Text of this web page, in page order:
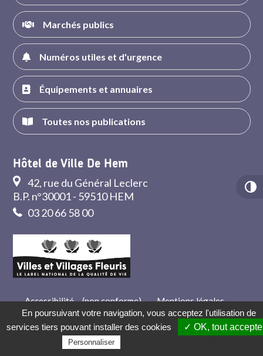
Marchés publics
Numéros utiles et d'urgence
Équipements et annuaires
Toutes nos publications
Hôtel de Ville De Hem
42, rue du Général Leclerc
B.P. n°30001 - 59510 HEM
03 20 66 58 00
Accessibilité – (non conforme) - Mentions légales -
Crédits - Contact
En poursuivant votre navigation, vous acceptez l'utilisation de
services tiers pouvant installer des cookies
✓ OK, tout
Personnaliser